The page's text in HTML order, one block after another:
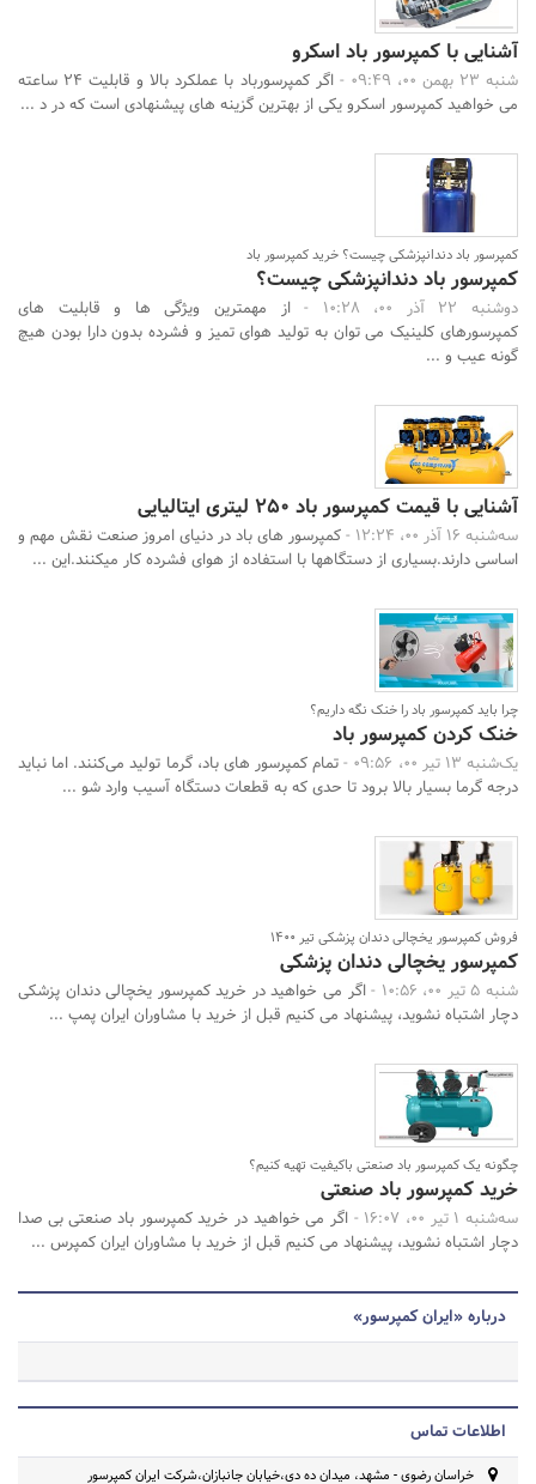
آشنایی با کمپرسور باد اسکرو
شنبه 23 بهمن 00، 09:49 -
اگر کمپرسورباد با عملکرد بالا و قابلیت 24 ساعته
می خواهید کمپرسور اسکرو یکی از بهترین گزینه های پیشنهادی است که در د ...
کمپرسور باد دندانپزشکی چیست؟ خرید کمپرسور باد
کمپرسور باد دندانپزشکی چیست؟
دوشنبه 22 آذر 00، 10:28 -
از مهمترین ویژگی ها و قابلیت های
کمپرسورهای کلینیک می توان به تولید هوای تمیز و فشرده بدون دارا بودن هیچ
گونه عیب و ...
آشنایی با قیمت کمپرسور باد 250 لیتری ایتالیایی
سه‌شنبه 16 آذر 00، 12:24 -
کمپرسور های باد در دنیای امروز صنعت نقش مهم و
اساسی دارند.بسیاری از دستگاهها با استفاده از هوای فشرده کار میکنند.این ...
چرا باید کمپرسور باد را خنک نگه داریم؟
خنک کردن کمپرسور باد
یک‌شنبه 13 تیر 00، 09:56 -
تمام کمپرسور های باد، گرما تولید می‌کنند. اما نباید
درجه گرما بسیار بالا برود تا حدی که به قطعات دستگاه آسیب وارد شو ...
فروش کمپرسور یخچالی دندان پزشکی تیر 1400
کمپرسور یخچالی دندان پزشکی
شنبه 5 تیر 00، 10:56 -
اگر می خواهید در خرید کمپرسور یخچالی دندان پزشکی
دچار اشتباه نشوید، پیشنهاد می کنیم قبل از خرید با مشاوران ایران پمپ ...
چگونه یک کمپرسور باد صنعتی باکیفیت تهیه کنیم؟
خرید کمپرسور باد صنعتی
سه‌شنبه 1 تیر 00، 16:07 -
اگر می خواهید در خرید کمپرسور باد صنعتی بی صدا
دچار اشتباه نشوید، پیشنهاد می کنیم قبل از خرید با مشاوران ایران کمپرس ...
درباره «ایران کمپرسور»
اطلاعات تماس
خراسان رضوی - مشهد، میدان ده دی،خیابان جانبازان،شرکت ایران کمپرسور